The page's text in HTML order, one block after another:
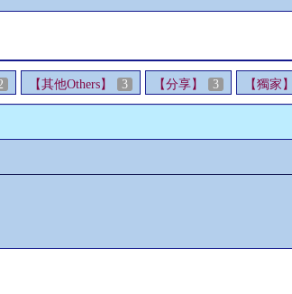
›
【其他Others】 3 【分享】 3 【獨家】